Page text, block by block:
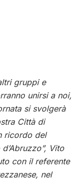
gruppi e
unirsi a noi,
si svolgerà
Città di
ricordo del
Vito
con il referente
nel